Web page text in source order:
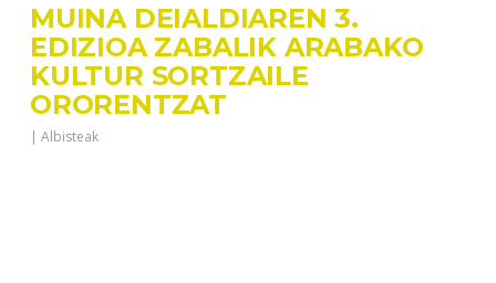
MUINA DEIALDIAREN 3.
EDIZIOA ZABALIK ARABAKO
KULTUR SORTZAILE
ORORENTZAT
|Albisteak